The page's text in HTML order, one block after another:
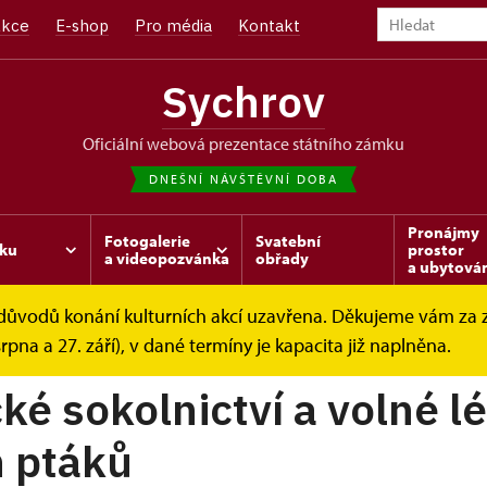
E-shop Pro média Kontakt
Sychrov
oficiální webová prezentace státního zámku
DNEŠNÍ NÁVŠTĚVNÍ DOBA
Fotogalerie
a videopozvánka
Svatební
obřady
Pronájmy
prostor
a
konání kulturních akcí uzavřena. Děkujeme vám
a 27. září), v dané termíny je kapacita již naplněna.
sokolnictví a volné
ptáků